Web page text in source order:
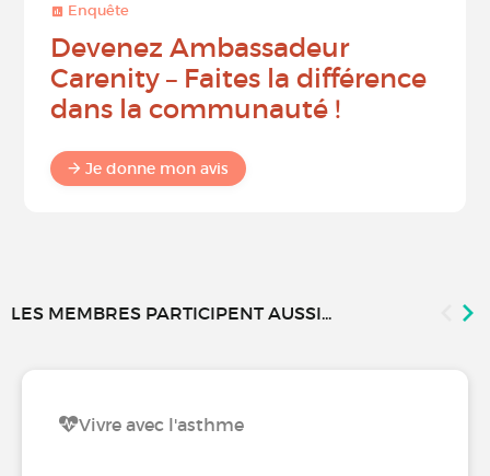
Enquête
Devenez Ambassadeur
Carenity – Faites la différence
dans la communauté !
Je donne mon avis
LES MEMBRES PARTICIPENT AUSSI...
Vivre avec l'asthme